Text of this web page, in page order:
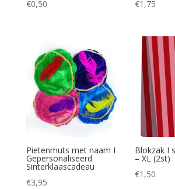
€0,50 €1,75
Pietenmuts met naam I
Gepersonaliseerd
Sinterklaascadeau
€3,95
Blokzak I
– XL (2st)
€1,50